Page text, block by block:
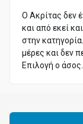
Ο Ακρίτας δεν
και από εκεί
στην
μέρες και δεν
Επιλογή ο άσος.